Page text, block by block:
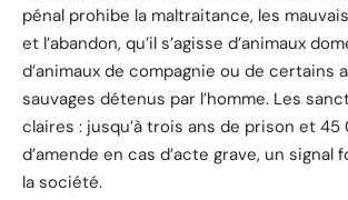
pénal prohibe la maltraitance, les
et l’abandon, qu’il s’agisse d’animaux
d’animaux de compagnie ou de certains
sauvages détenus par l’homme. Les
claires : jusqu’à trois ans de prison et
d’amende en cas d’acte grave, un signal
la société.